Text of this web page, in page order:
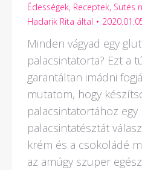
Édességek, Receptek, Sütés
Hadarik Rita által
Minden vágyad egy
palacsintatorta? Ezt a
garantáltan imádni
mutatom, hogy
palacsintatortához egy
palacsintatésztát
krém és a csokoládé
az amúgy szuper